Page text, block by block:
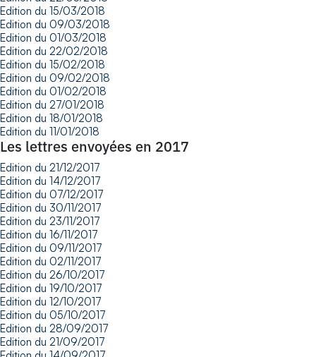
Edition du 15/03/2018
Edition du 09/03/2018
Edition du 01/03/2018
Edition du 22/02/2018
Edition du 15/02/2018
Edition du 09/02/2018
Edition du 01/02/2018
Edition du 27/01/2018
Edition du 18/01/2018
Edition du 11/01/2018
Les lettres envoyées en 2017
Edition du 21/12/2017
Edition du 14/12/2017
Edition du 07/12/2017
Edition du 30/11/2017
Edition du 23/11/2017
Edition du 16/11/2017
Edition du 09/11/2017
Edition du 02/11/2017
Edition du 26/10/2017
Edition du 19/10/2017
Edition du 12/10/2017
Edition du 05/10/2017
Edition du 28/09/2017
Edition du 21/09/2017